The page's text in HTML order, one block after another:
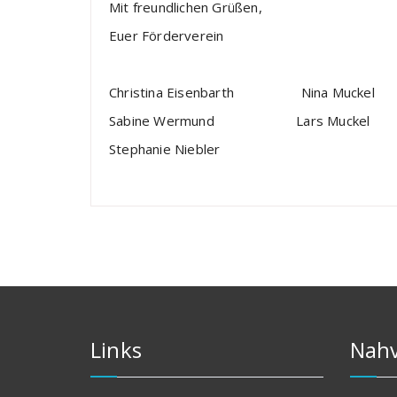
Mit freundlichen Grüßen,
Euer
Christina Eisenbarth Nina
Sabine Wermund Lars
Stephanie Niebler
Links